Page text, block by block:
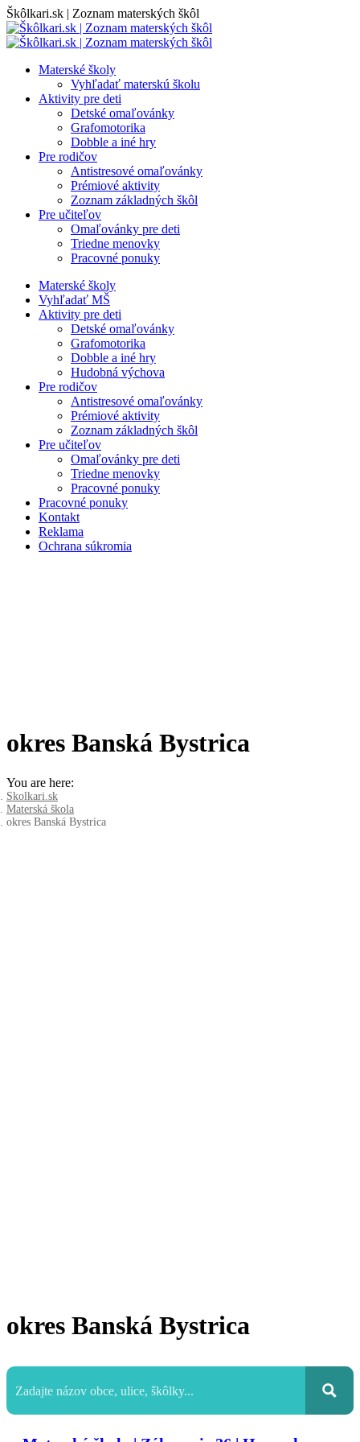
Skip
to
content
Škôlkari.sk | Zoznam materských škôl
Materské školy
Vyhľadať materskú školu
Aktivity pre deti
Detské omaľovánky
Grafomotorika
Dobble a iné hry
Pre rodičov
Antistresové omaľovánky
Prémiové aktivity
Zoznam základných škôl
Pre učiteľov
Omaľovánky pre deti
Triedne menovky
Pracovné ponuky
Materské školy
Vyhľadať MŠ
Aktivity pre deti
Detské omaľovánky
Grafomotorika
Dobble a iné hry
Hudobná výchova
Pre rodičov
Antistresové omaľovánky
Prémiové aktivity
Zoznam základných škôl
Pre učiteľov
Omaľovánky pre deti
Triedne menovky
Pracovné ponuky
Pracovné ponuky
Kontakt
Reklama
Ochrana súkromia
okres Banská Bystrica
You are here:
Skolkari.sk
Materská škola
okres Banská Bystrica
okres Banská Bystrica